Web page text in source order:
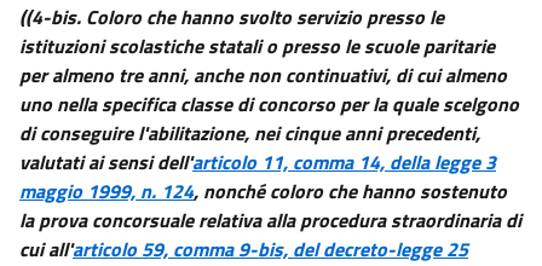
((4-bis. Coloro che hanno svolto servizio presso le
istituzioni scolastiche statali o presso le scuole paritarie
per almeno tre anni, anche non continuativi, di cui almeno
uno nella specifica classe di concorso per la quale scelgono
di conseguire l'abilitazione, nei cinque anni precedenti,
valutati ai sensi dell'articolo 11, comma 14, della legge 3
maggio 1999, n. 124, nonché coloro che hanno sostenuto
la prova concorsuale relativa alla procedura straordinaria di
cui all'articolo 59, comma 9-bis, del decreto-legge 25